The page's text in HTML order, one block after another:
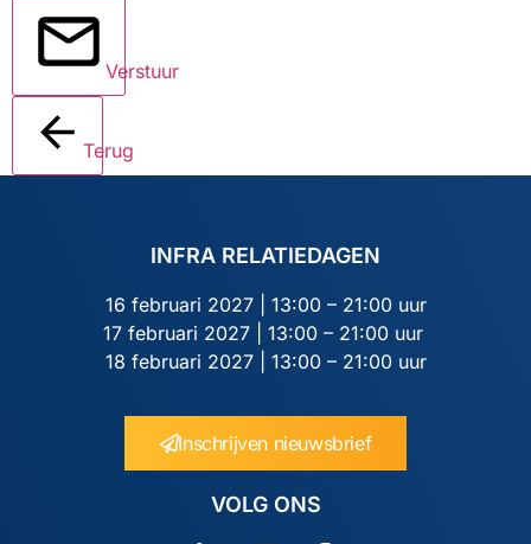
Verstuur
Terug
INFRA RELATIEDAGEN
16 februari 2027 | 13:00 – 21:00 uur
17 februari 2027 | 13:00 – 21:00 uur
18 februari 2027 | 13:00 – 21:00 uur
Inschrijven nieuwsbrief
VOLG ONS